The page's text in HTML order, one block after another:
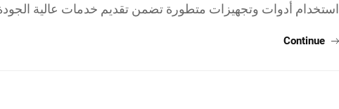
استخدام أدوات وتجهيزات متطورة تضمن تقديم خدمات عالية
Continue